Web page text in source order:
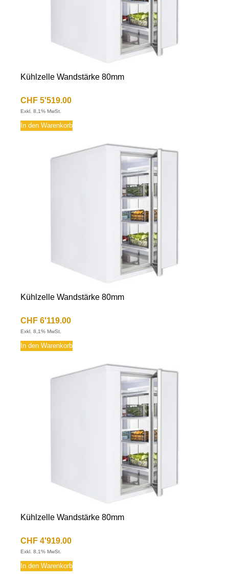
Kühlzelle Wandstärke 80mm
CHF 5'519.00
Exkl. 8,1% MwSt.
In den Warenkorb
Kühlzelle Wandstärke 80mm
CHF 6'119.00
Exkl. 8,1% MwSt.
In den Warenkorb
Kühlzelle Wandstärke 80mm
CHF 4'919.00
Exkl. 8,1% MwSt.
In den Warenkorb